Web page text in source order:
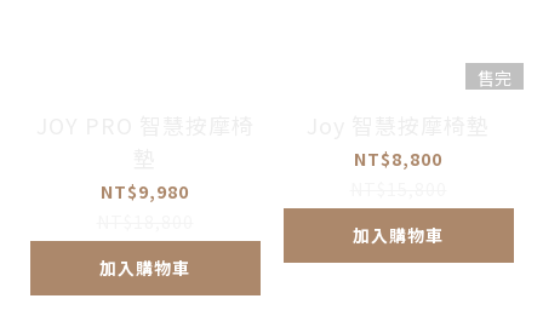
NT$9,980
加入購物車
售完
NT$8,800
加入購物車